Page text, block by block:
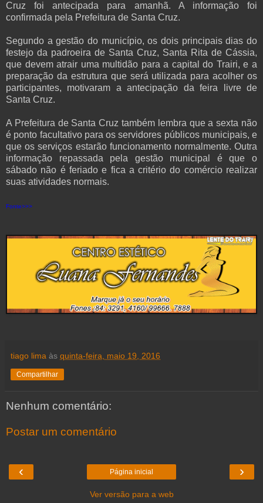
Cruz foi antecipada para amanhã. A informação foi
confirmada pela Prefeitura de Santa Cruz.
Segundo a gestão do município, os dois principais dias do
festejo da padroeira de Santa Cruz, Santa Rita de Cássia,
que devem atrair uma multidão para a capital do Trairi, e a
preparação da estrutura que será utilizada para acolher os
participantes, motivaram a antecipação da feira livre de
Santa Cruz.
A Prefeitura de Santa Cruz também lembra que a sexta não
é ponto facultativo para os servidores públicos municipais, e
que os serviços estarão funcionamento normalmente. Outra
informação repassada pela gestão municipal é que o
sábado não é feriado e fica a critério do comércio realizar
suas atividades normais.
Fonte>>>
tiago lima às quinta-feira, maio 19, 2016
Compartilhar
Nenhum comentário:
Postar um comentário
‹ ›
Página inicial
Ver versão para a web